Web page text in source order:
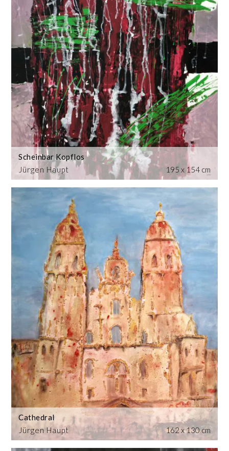
Jürgen Haupt
Scheinbar Kopflos
195 x 154 cm
Jürgen Haupt
Cathedral
162 x 130 cm